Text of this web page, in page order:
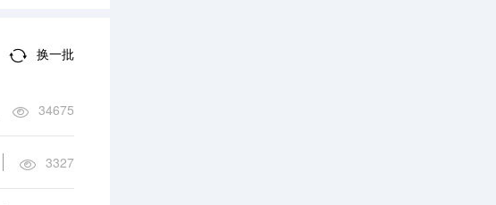
换一批
34675
3327